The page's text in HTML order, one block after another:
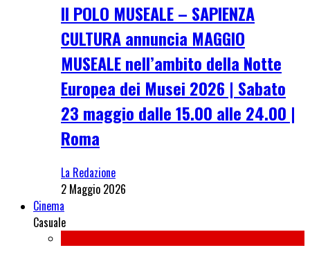
Il POLO MUSEALE – SAPIENZA
CULTURA annuncia MAGGIO
MUSEALE nell’ambito della Notte
Europea dei Musei 2026 | Sabato
23 maggio dalle 15.00 alle 24.00 |
Roma
La Redazione
2 Maggio 2026
Cinema
Casuale